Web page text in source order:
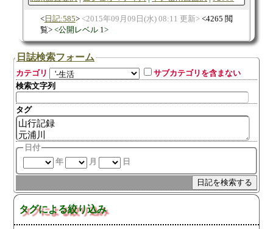
日記:585 2015年09月09日(水) 08:11 更新
4265 閲
覧
公開レベル 1
日誌検索フォーム
カテゴリ
サブカテゴリを含まない
検索文字列
タグ
日付
年
月 日
タグによる絞り込み